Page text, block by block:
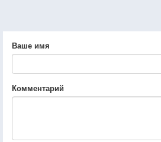
Ваше имя
Комментарий